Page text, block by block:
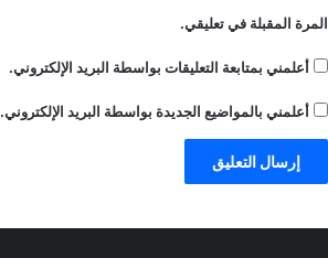
المرة المقبلة في تعليقي.
أعلمني بمتابعة التعليقات بواسطة البريد الإلكتروني.
أعلمني بالمواضيع الجديدة بواسطة البريد الإلكتروني.